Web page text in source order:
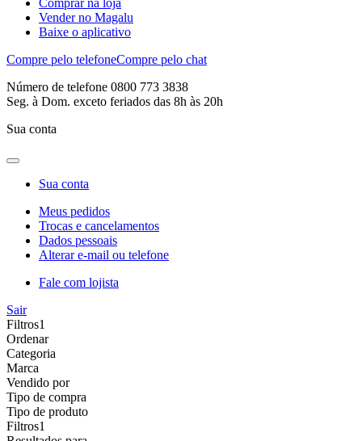
Vender no Magalu
Baixe o aplicativo
Compre pelo telefoneCompre pelo chat
Número de telefone 0800 773 3838
Seg. à Dom. exceto feriados das 8h às 20h
Sua conta
Sua conta
Meus pedidos
Trocas e cancelamentos
Dados pessoais
Alterar e-mail ou telefone
Fale com lojista
Sair
Filtros1
Ordenar
Categoria
Marca
Vendido por
Tipo de compra
Tipo de produto
Filtros1